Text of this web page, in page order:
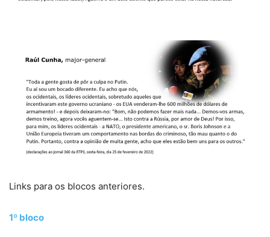
Links para os blocos anteriores.
1º bloco